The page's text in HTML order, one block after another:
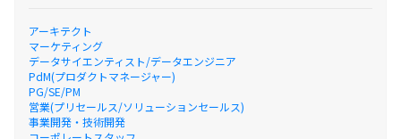
アーキテクト
マーケティング
データサイエンティスト/データエンジニア
PdM(プロダクトマネージャー)
PG/SE/PM
営業(プリセールス/ソリューションセールス)
事業開発・技術開発